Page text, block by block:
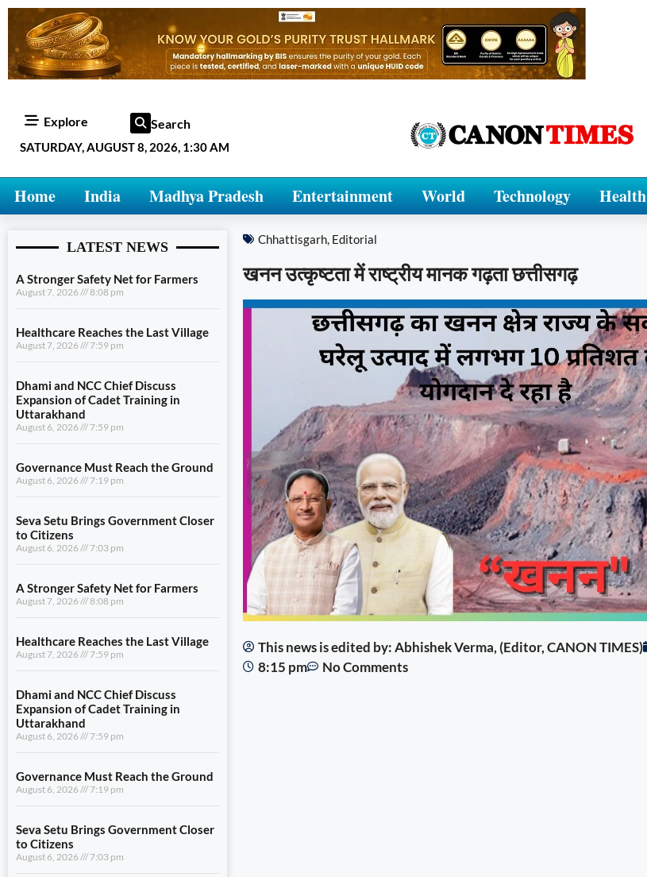
Explore Search
SATURDAY, AUGUST 8, 2026, 1:30 AM
Home India Madhya Pradesh Entertainment World Technology Health
LATEST NEWS
A Stronger Safety Net for Farmers
August 7, 2026 8:08 pm
Healthcare Reaches the Last Village
August 7, 2026 7:59 pm
Dhami and NCC Chief Discuss
Expansion of Cadet Training in
Uttarakhand
August 6, 2026 7:59 pm
Governance Must Reach the Ground
August 6, 2026 7:19 pm
Seva Setu Brings Government Closer
to Citizens
August 6, 2026 7:03 pm
A Stronger Safety Net for Farmers
August 7, 2026 8:08 pm
Healthcare Reaches the Last Village
August 7, 2026 7:59 pm
Dhami and NCC Chief Discuss
Expansion of Cadet Training in
Uttarakhand
August 6, 2026 7:59 pm
Governance Must Reach the Ground
August 6, 2026 7:19 pm
Seva Setu Brings Government Closer
to Citizens
August 6, 2026 7:03 pm
Chhattisgarh, Editorial
खनन उत्कृष्टता में राष्ट्रीय मानक गढ़ता छत्तीसगढ़
This news is edited by: Abhishek Verma, (Editor, CANON TIMES)
8:15 pm
No Comments